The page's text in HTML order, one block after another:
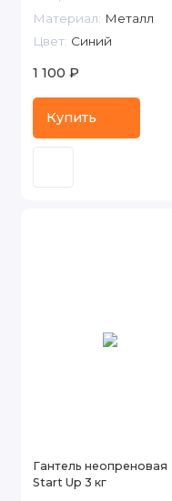
Материал: Металл
Цвет: Синий
1 100 ₽
Купить
Гантель неопреновая
Start Up 3 кг